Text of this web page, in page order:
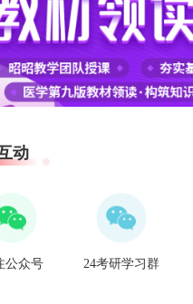
动
公众号 24考研学习群